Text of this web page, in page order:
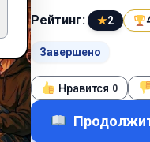
Рейтинг:
★2
Завершено
Нравится 0